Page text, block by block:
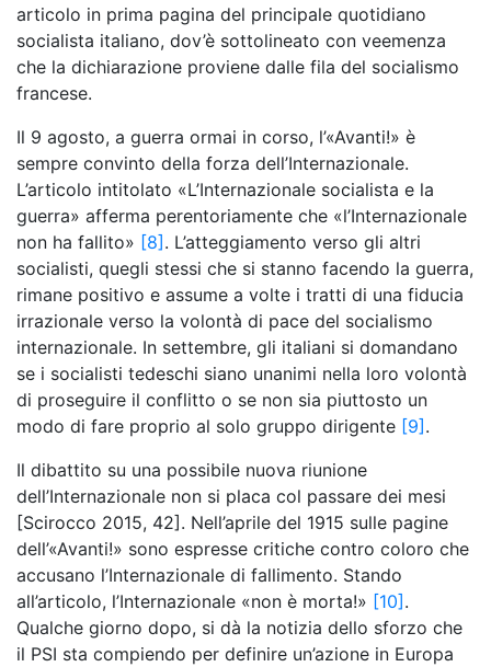
articolo in prima pagina del principale quotidiano
socialista italiano, dov’è sottolineato con veemenza
che la dichiarazione proviene dalle fila del socialismo
francese.
Il 9 agosto, a guerra ormai in corso, l’«Avanti!» è
sempre convinto della forza dell’Internazionale.
L’articolo intitolato «L’Internazionale socialista e la
guerra» afferma perentoriamente che «l’Internazionale
non ha fallito» [8]. L’atteggiamento verso gli altri
socialisti, quegli stessi che si stanno facendo la guerra,
rimane positivo e assume a volte i tratti di una fiducia
irrazionale verso la volontà di pace del socialismo
internazionale. In settembre, gli italiani si domandano
se i socialisti tedeschi siano unanimi nella loro volontà
di proseguire il conflitto o se non sia piuttosto un
modo di fare proprio al solo gruppo dirigente [9].
Il dibattito su una possibile nuova riunione
dell’Internazionale non si placa col passare dei mesi
[Scirocco 2015, 42]. Nell’aprile del 1915 sulle pagine
dell’«Avanti!» sono espresse critiche contro coloro che
accusano l’Internazionale di fallimento. Stando
all’articolo, l’Internazionale «non è morta!» [10].
Qualche giorno dopo, si dà la notizia dello sforzo che
il PSI sta compiendo per definire un’azione in Europa